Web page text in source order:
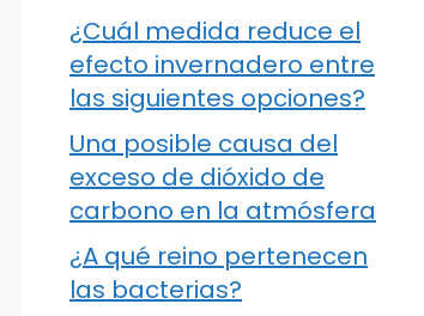
¿Cuál medida reduce el
efecto invernadero entre
las siguientes opciones?
Una posible causa del
exceso de dióxido de
carbono en la atmósfera
¿A qué reino pertenecen
las bacterias?